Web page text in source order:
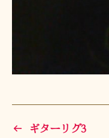
← ギターリグ3